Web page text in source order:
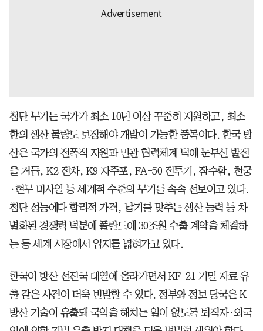
첨단 무기는 국가가 최소 10년 이상 꾸준히 지원하고, 최소
한의 생산 물량도 보장해야 개발이 가능한 품목이다. 한국 방
산은 국가의 전폭적 지원과 민관 협력체계 덕에 눈부신 발전
을 거듭, K2 전차, K9 자주포, FA-50 전투기, 잠수함, 천궁
·현무 미사일 등 세계적 수준의 무기를 속속 선보이고 있다.
첨단 성능에다 합리적 가격, 납기를 맞추는 생산 능력 등 차
별화된 경쟁력 덕분에 폴란드에 30조원 수출 계약을 체결하
는 등 세계 시장에서 입지를 넓혀가고 있다.
한국이 방산 선진국 대열에 올라가면서 KF-21 기밀 자료 유
출 같은 사건이 더욱 빈발할 수 있다. 정부와 정보 당국은 K
방산 기술이 유출돼 국익을 해치는 일이 없도록 퇴직자·외국